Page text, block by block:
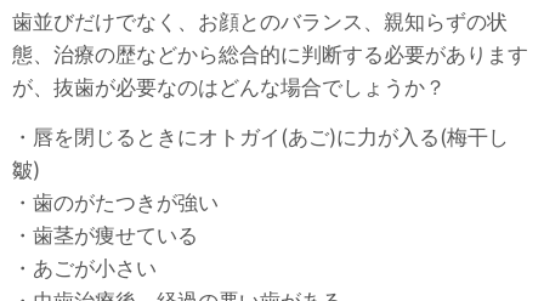
歯並びだけでなく、お顔とのバランス、親知らずの状
態、治療の歴などから総合的に判断する必要があります
が、抜歯が必要なのはどんな場合でしょうか？
・唇を閉じるときにオトガイ(あご)に力が入る(梅干し
皺)
・歯のがたつきが強い
・歯茎が痩せている
・あごが小さい